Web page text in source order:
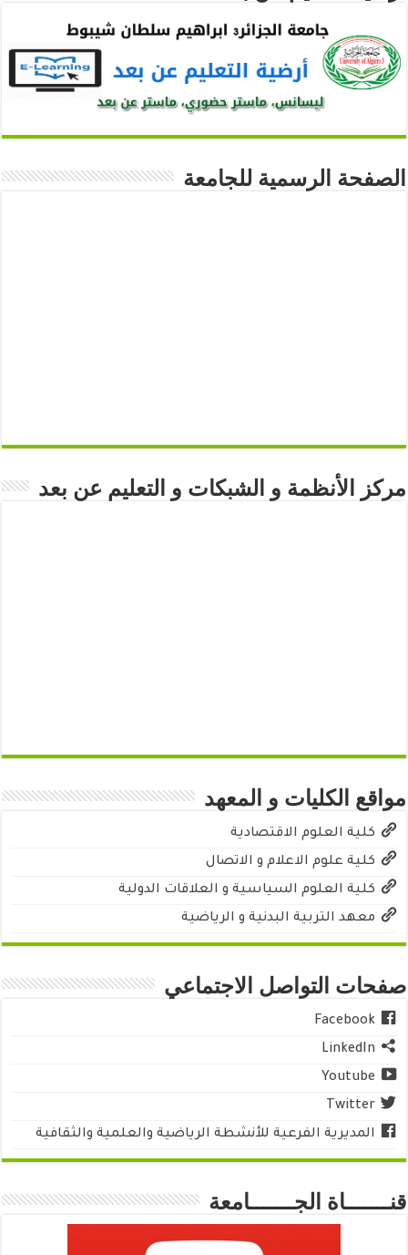
الصفحة الرسمية للجامعة
مركز الأنظمة و الشبكات و التعليم عن بعد
مواقع الكليات و المعهد
كلية العلوم الاقتصادية
كلية علوم الاعلام و الاتصال
كلية العلوم السياسية و العلاقات الدولية
معهد التربية البدنية و الرياضية
صفحات التواصل الاجتماعي
Facebook
LinkedIn
Youtube
Twitter
المديرية الفرعية للأنشطة الرياضية والعلمية والثقافية
قنـــــــاة الجـــــــامعة